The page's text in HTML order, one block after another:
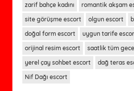
zarif bahçe kadını
romantik akşam
site görüşme escort
olgun escort
doğal form escort
uygun tarife
orijinal resim escort
saatlik tüm
yerel çay sohbet escort
dağ teras
Nif Dağı escort